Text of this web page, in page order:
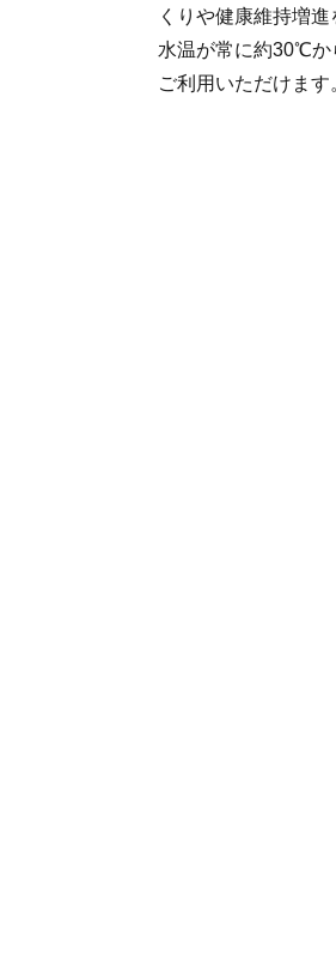
くりや健康維持増進
水温が常に約30℃か
ご利用いただけます